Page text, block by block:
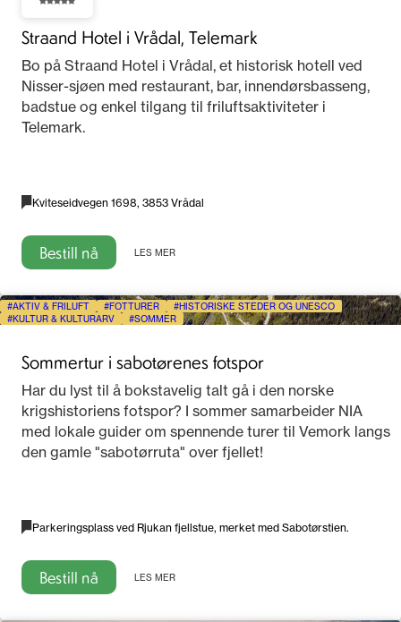
Straand Hotel i Vrådal, Telemark
Bo på Straand Hotel i Vrådal, et historisk hotell ved
Nisser-sjøen med restaurant, bar, innendørsbasseng,
badstue og enkel tilgang til friluftsaktiviteter i
Telemark.
Kviteseidvegen 1698, 3853 Vrådal
Bestill nå LES MER
AKTIV & FRILUFT FOTTURER
HISTORISKE STEDER OG UNESCO
KULTUR & KULTURARV
SOMMER
Sommertur i sabotørenes fotspor
Har du lyst til å bokstavelig talt gå i den norske
krigshistoriens fotspor? I sommer samarbeider NIA
med lokale guider om spennende turer til Vemork langs
den gamle "sabotørruta" over fjellet!
Parkeringsplass ved Rjukan fjellstue, merket med Sabotørstien.
Bestill nå LES MER